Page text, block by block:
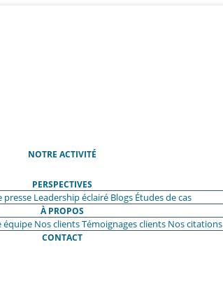
NOTRE ACTIVITÉ
PERSPECTIVES
presse Leadership éclairé Blogs Études de cas
À PROPOS
équipe Nos clientsTémoignages clients Nos citations
CONTACT